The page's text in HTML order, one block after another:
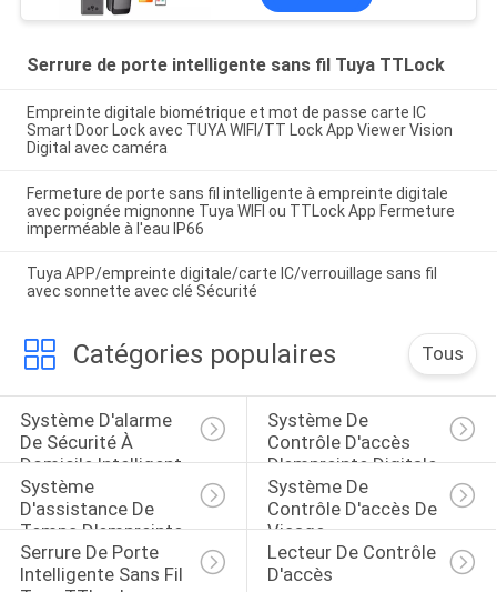
Serrure de porte intelligente sans fil Tuya TTLock
Empreinte digitale biométrique et mot de passe carte IC
Smart Door Lock avec TUYA WIFI/TT Lock App Viewer Vision
Digital avec caméra
Fermeture de porte sans fil intelligente à empreinte digitale
avec poignée mignonne Tuya WIFI ou TTLock App Fermeture
imperméable à l'eau IP66
Tuya APP/empreinte digitale/carte IC/verrouillage sans fil
avec sonnette avec clé Sécurité
Catégories populaires Tous
Système D'alarme
De Sécurité À
Domicile Intelligent
Système De
Contrôle D'accès
D'empreinte Digitale
Système
D'assistance De
Temps D'empreinte
Digitale
Système De
Contrôle D'accès De
Visage
Serrure De Porte
Intelligente Sans Fil
Lecteur De Contrôle
D'accès